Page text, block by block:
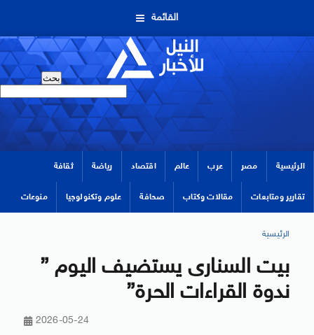
القائمة
الرئيسية مصر عرب عالم اقتصاد رياضة ثقافة
تقارير ومتابعات مقالات وكتاب صحافة علوم وتكنولوجيا منوعات
الرئيسية
بيت السنارى يستضيف اليوم ”
ندوة القراءات الحرة”
2026-05-24